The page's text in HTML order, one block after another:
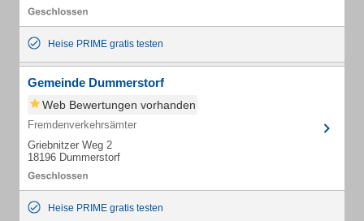
Heise PRIME gratis testen
Gemeinde Dummerstorf
Web Bewertungen vorhanden
Fremdenverkehrsämter
Griebnitzer Weg 2
18196 Dummerstorf
Heise PRIME gratis testen